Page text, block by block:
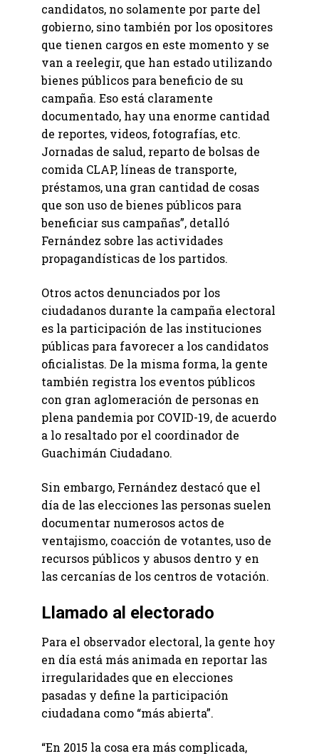
candidatos, no solamente por parte del
gobierno, sino también por los opositores
que tienen cargos en este momento y se
van a reelegir, que han estado utilizando
bienes públicos para beneficio de su
campaña. Eso está claramente
documentado, hay una enorme cantidad
de reportes, videos, fotografías, etc.
Jornadas de salud, reparto de bolsas de
comida CLAP, líneas de transporte,
préstamos, una gran cantidad de cosas
que son uso de bienes públicos para
beneficiar sus campañas”, detalló
Fernández sobre las actividades
propagandísticas de los partidos.
Otros actos denunciados por los
ciudadanos durante la campaña electoral
es la participación de las instituciones
públicas para favorecer a los candidatos
oficialistas. De la misma forma, la gente
también registra los eventos públicos
con gran aglomeración de personas en
plena pandemia por COVID-19, de acuerdo
a lo resaltado por el coordinador de
Guachimán Ciudadano.
Sin embargo, Fernández destacó que el
día de las elecciones las personas suelen
documentar numerosos actos de
ventajismo, coacción de votantes, uso de
recursos públicos y abusos dentro y en
las cercanías de los centros de votación.
Llamado al electorado
Para el observador electoral, la gente hoy
en día está más animada en reportar las
irregularidades que en elecciones
pasadas y define la participación
ciudadana como “más abierta”.
“En 2015 la cosa era más complicada,